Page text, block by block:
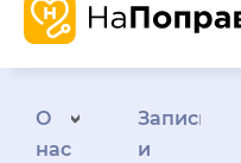
О
нас
Запись
и